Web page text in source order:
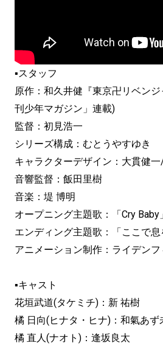
▪スタッフ
原作：和久井健『東京卍リベン
刊少年マガジン」連載)
監督：初見浩一
シリーズ構成：むとうやすゆき
キャラクターデザイン：大貫健
音響監督：飯田里樹
音楽：堤 博明
オープニング主題歌：「Cry
エンディング主題歌：「ここで
アニメーション制作：ライデンフ
▪キャスト
花垣武道(タケミチ)：新 祐樹
橘 日向(ヒナタ・ヒナ)：和氣あず
橘 直人(ナオト)：逢坂良太